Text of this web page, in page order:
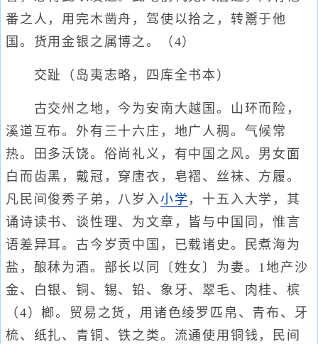
番之人，用完木凿舟，驾使以拾之，转鬻于他
国。货用金银之属博之。（4）
交趾（岛夷志略，四库全书本）
古交州之地，今为安南大越国。山环而险，
溪道互布。外有三十六庄，地广人稠。气候常
热。田多沃饶。俗尚礼义，有中国之风。男女面
白而齿黑，戴冠，穿唐衣，皂褶、丝袜、方履。
凡民间俊秀子弟，八岁入小学 ，十五入大学，其
诵诗读书、谈性理、为文章，皆与中国同，惟言
语差异耳。古今岁贡中国，已载诸史。民煮海为
盐，酿秫为酒。部长以同〔姓女〕为妻。1地产沙
金、白银、铜、锡、铅、象牙、翠毛、肉桂、槟
（4）榔。贸易之货，用诸色绫罗匹帛、青布、牙
梳、纸扎、青铜、铁之类。流通使用铜钱，民间